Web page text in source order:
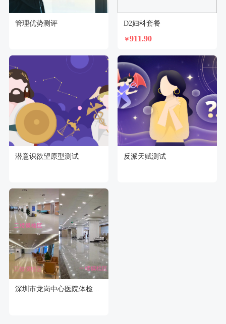
管理优势测评 D2妇科套餐
￥911.90
潜意识欲望原型测试 反派天赋测试
深圳市龙岗中心医院体检中心